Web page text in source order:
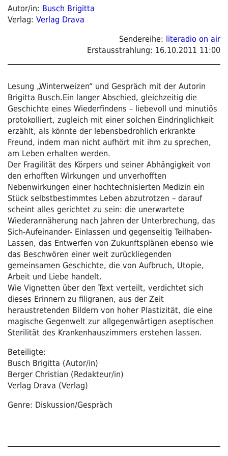
Autor/in: Busch Brigitta
Verlag: Verlag Drava
Sendereihe: literadio on air
Erstausstrahlung: 16.10.2011 11:00
Lesung „Winterweizen“ und Gespräch mit der Autorin
Brigitta Busch.Ein langer Abschied, gleichzeitig die
Geschichte eines Wiederfindens – liebevoll und minutiös
protokolliert, zugleich mit einer solchen Eindringlichkeit
erzählt, als könnte der lebensbedrohlich erkrankte
Freund, indem man nicht aufhört mit ihm zu sprechen,
am Leben erhalten werden.
Der Fragilität des Körpers und seiner Abhängigkeit von
den erhofften Wirkungen und unverhofften
Nebenwirkungen einer hochtechnisierten Medizin ein
Stück selbstbestimmtes Leben abzutrotzen – darauf
scheint alles gerichtet zu sein: die unerwartete
Wiederannäherung nach Jahren der Unterbrechung, das
Sich-Aufeinander- Einlassen und gegenseitig Teilhaben-
Lassen, das Entwerfen von Zukunftsplänen ebenso wie
das Beschwören einer weit zurückliegenden
gemeinsamen Geschichte, die von Aufbruch, Utopie,
Arbeit und Liebe handelt.
Wie Vignetten über den Text verteilt, verdichtet sich
dieses Erinnern zu filigranen, aus der Zeit
heraustretenden Bildern von hoher Plastizität, die eine
magische Gegenwelt zur allgegenwärtigen aseptischen
Sterilität des Krankenhauszimmers erstehen lassen.
Beteiligte:
Busch Brigitta (Autor/in)
Berger Christian (Redakteur/in)
Verlag Drava (Verlag)
Genre: Diskussion/Gespräch